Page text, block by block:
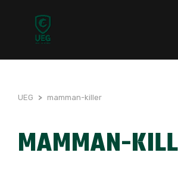
UEG > mamman-killer
MAMMAN-